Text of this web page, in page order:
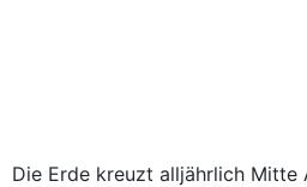
Die Erde kreuzt alljährlich Mitte